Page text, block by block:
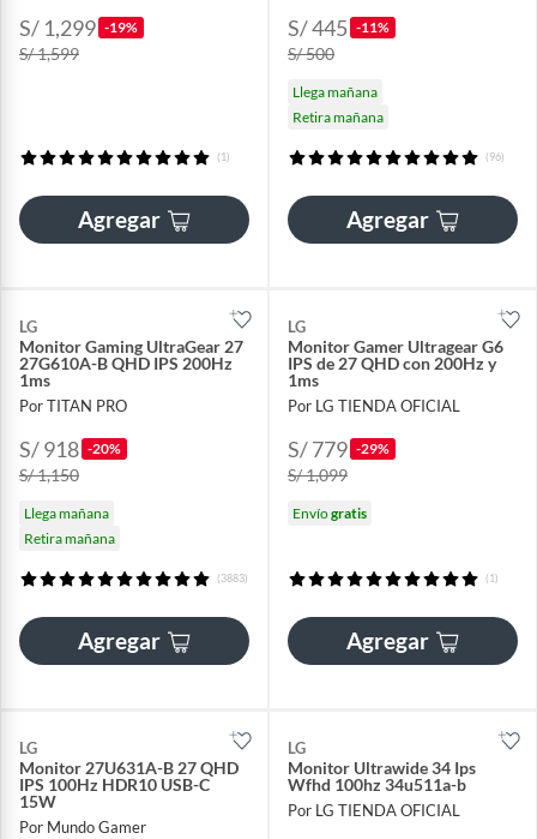
S/ 1,299 -19%
S/ 1,599
(1)
Agregar
S/ 445 -11%
S/ 500
Llega mañana
Retira mañana
(96)
Agregar
LG
Monitor Gaming UltraGear 27
27G610A-B QHD IPS 200Hz
1ms
Por TITAN PRO
S/ 918 -20%
S/ 1,150
Llega mañana
Retira mañana
(3883)
Agregar
LG
Monitor Gamer Ultragear G6
IPS de 27 QHD con 200Hz y
1ms
Por LG TIENDA OFICIAL
S/ 779 -29%
S/ 1,099
Envíogratis
(1)
Agregar
LG
Monitor 27U631A-B 27 QHD
IPS 100Hz HDR10 USB-C
15W
Por Mundo Gamer
LG
Monitor Ultrawide 34 Ips
Wfhd 100hz 34u511a-b
Por LG TIENDA OFICIAL